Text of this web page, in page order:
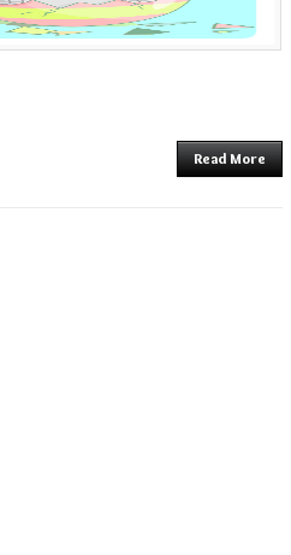
Read More